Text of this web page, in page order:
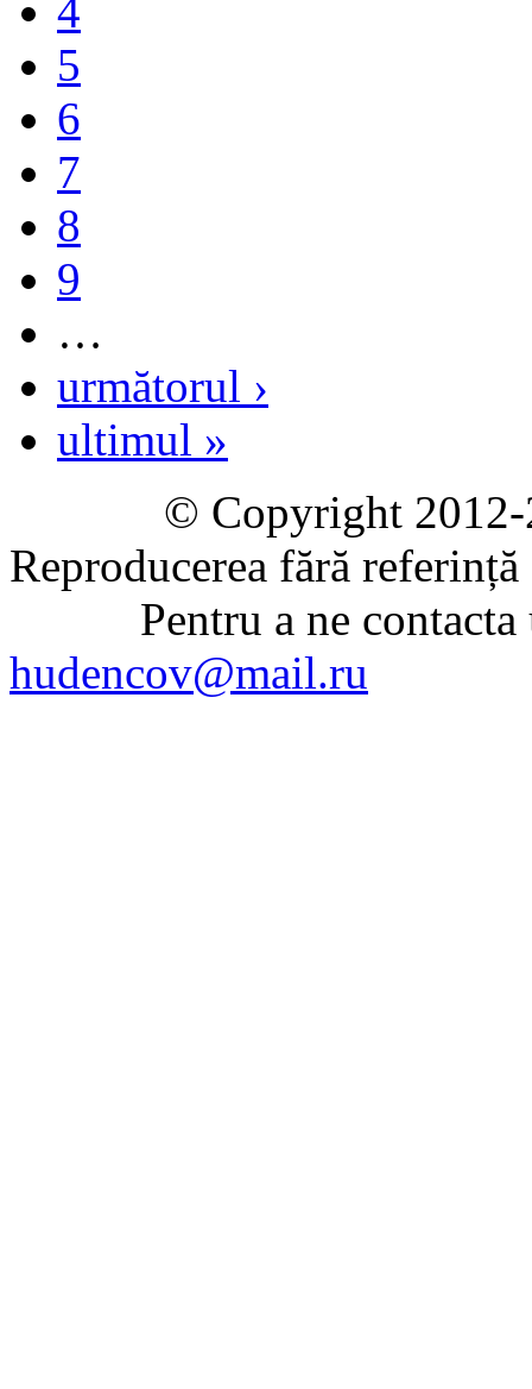
4
5
6
7
8
9
…
următorul ›
ultimul »
© Copyright 2012-
Reproducerea fără
Pentru a ne contacta
hudencov@mail.ru